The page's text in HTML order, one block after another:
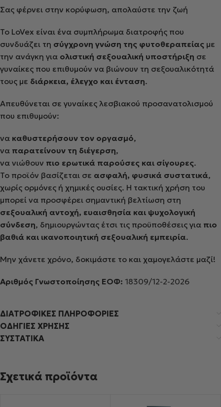
Σας φέρνει στην κορύφωση, απολαύστε την ζωή
Το LoVex είναι ένα συμπλήρωμα διατροφής που
συνδυάζει τη σύγχρονη γνώση της φυτοθεραπείας με
την ανάγκη για ολιστική σεξουαλική υποστήριξη σε
γυναίκες που επιθυμούν να βιώνουν τη σεξουαλικότητά
τους με διάρκεια, έλεγχο και ένταση.
Απευθύνεται σε γυναίκες λεσβιακού προσανατολισμού
που επιθυμούν:
να καθυστερήσουν τον οργασμό,
να παρατείνουν τη διέγερση,
να νιώθουν πιο ερωτικά παρούσες και σίγουρες.
Το προϊόν βασίζεται σε ασφαλή, φυσικά συστατικά,
χωρίς ορμόνες ή χημικές ουσίες. Η τακτική χρήση του
μπορεί να προσφέρει σημαντική βελτίωση στη
σεξουαλική αντοχή, ευαισθησία και ψυχολογική
σύνδεση, δημιουργώντας έτσι τις προϋποθέσεις για πιο
βαθιά και ικανοποιητική σεξουαλική εμπειρία.
Μην χάνετε χρόνο, δοκιμάστε το και χαμογελάστε μαζί!
Αριθμός Γνωστοποίησης ΕΟΦ: 18309/12-2-2026
ΔΙΑΤΡΟΦΙΚΕΣ ΠΛΗΡΟΦΟΡΙΕΣ
ΟΔΗΓΙΕΣ ΧΡΗΣΗΣ
ΣΥΣΤΑΤΙΚΑ
Σχετικά προϊόντα